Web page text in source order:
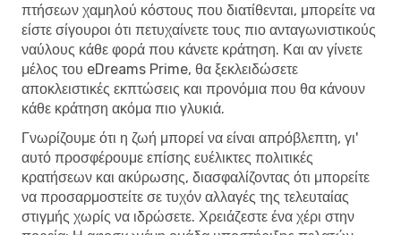
πτήσεων χαμηλού κόστους που διατίθενται, μπορείτε να
είστε σίγουροι ότι πετυχαίνετε τους πιο ανταγωνιστικούς
ναύλους κάθε φορά που κάνετε κράτηση. Και αν γίνετε
μέλος του eDreams Prime, θα ξεκλειδώσετε
αποκλειστικές εκπτώσεις και προνόμια που θα κάνουν
κάθε κράτηση ακόμα πιο γλυκιά.
Γνωρίζουμε ότι η ζωή μπορεί να είναι απρόβλεπτη, γι'
αυτό προσφέρουμε επίσης ευέλικτες πολιτικές
κρατήσεων και ακύρωσης, διασφαλίζοντας ότι μπορείτε
να προσαρμοστείτε σε τυχόν αλλαγές της τελευταίας
στιγμής χωρίς να ιδρώσετε. Χρειάζεστε ένα χέρι στην